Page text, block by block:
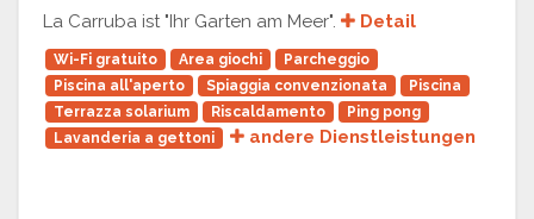
La Carruba ist "Ihr Garten am Meer".
Detail
Wi-Fi gratuito Area giochi
Parcheggio
Piscina all'aperto
Spiaggia convenzionata
Piscina
Terrazza solarium
Riscaldamento
Ping pong
Lavanderia a gettoni
andere Dienstleistungen